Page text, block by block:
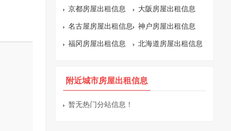
京都房屋出租信息 大阪房屋出租信息
名古屋房屋出租信息 神户房屋出租信息
福冈房屋出租信息 北海道房屋出租信息
附近城市房屋出租信息
暂无热门分站信息！